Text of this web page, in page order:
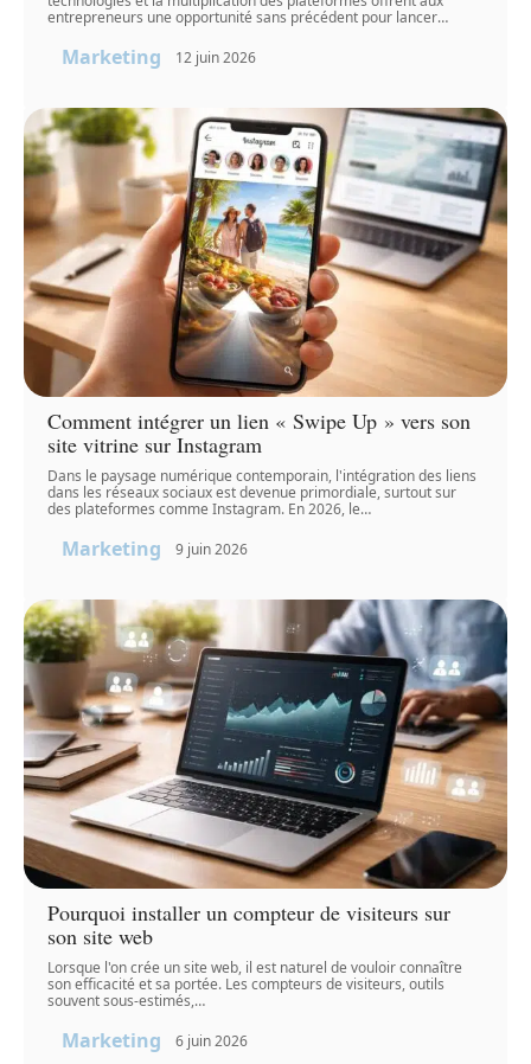
entrepreneurs une opportunité sans précédent pour lancer…
Marketing 12 juin 2026
Comment intégrer un lien « Swipe Up » vers son
site vitrine sur Instagram
Dans le paysage numérique contemporain, l'intégration des liens
dans les réseaux sociaux est devenue primordiale, surtout sur
des plateformes comme Instagram. En 2026, le…
Marketing 9 juin 2026
Pourquoi installer un compteur de visiteurs sur
son site web
Lorsque l'on crée un site web, il est naturel de vouloir connaître
son efficacité et sa portée. Les compteurs de visiteurs, outils
souvent sous-estimés,…
Marketing 6 juin 2026